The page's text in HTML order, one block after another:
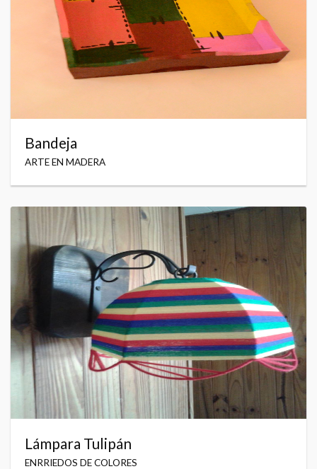
Bandeja
ARTE EN MADERA
Lámpara Tulipán
ENRRIEDOS DE COLORES